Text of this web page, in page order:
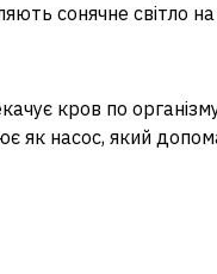
сонячне світло
кров по
насос, який